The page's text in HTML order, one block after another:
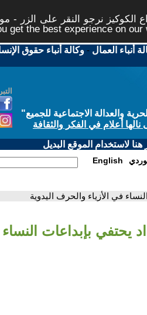
نرجو النقر على الزر -
get the best experience on our
أنباء العمال -وكالة أنباء حقوق
والعدالة الاجتماعية للجميع"
أعلام في الفكر والثقافة
لاستخدام الموقع البديل
English
في الأزياء والحرف اليدوية
يحتفي بإبداعات النساء